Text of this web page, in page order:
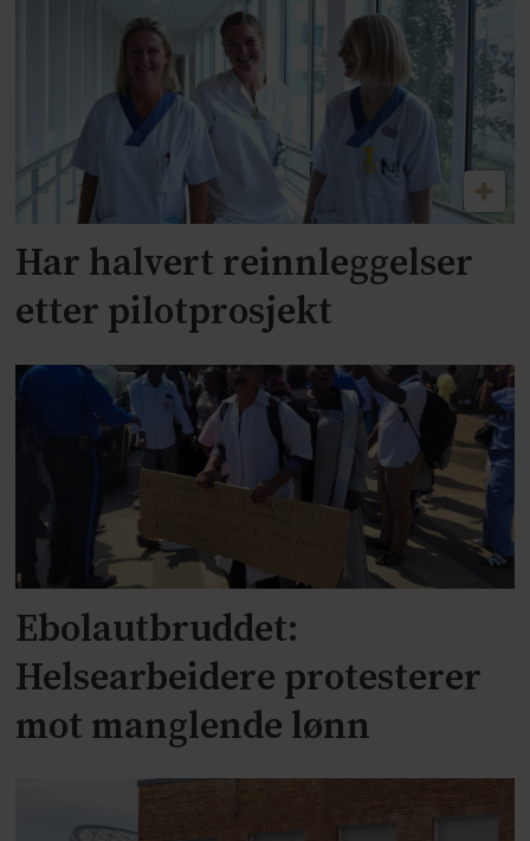
Har halvert reinnleggelser
etter pilotprosjekt
Ebolautbruddet:
Helsearbeidere protesterer
mot manglende lønn